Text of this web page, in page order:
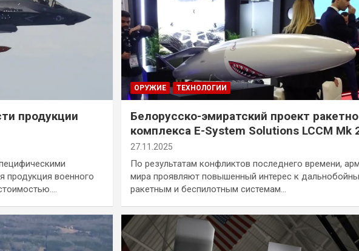
продукции
продукция военного
ОРУЖИЕ ТЕХНОЛОГИИ
Белорусско-эмиратский проект
комплекса E-System Solutions LCCM Mk
27.11.2025
По результатам конфликтов последнего времени,
мира проявляют повышенный интерес к
ракетным и беспилотным системам…